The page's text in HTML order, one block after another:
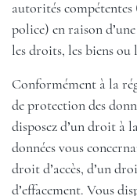
autorités
police) en raison
les droits, les biens ou
Conformément à la
de protection des
disposez d’un droit à
données vous
droit d’accès, d’un
d’effacement. Vous